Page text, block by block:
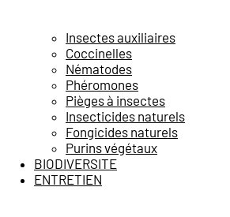
Insectes auxiliaires
Coccinelles
Nématodes
Phéromones
Pièges à insectes
Insecticides naturels
Fongicides naturels
Purins végétaux
BIODIVERSITE
ENTRETIEN